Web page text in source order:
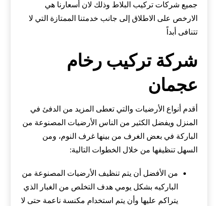
جميع شركات تركيب البلاط وذلك لان أسعارنا هي
الارخص على الاطلاق إلى جانب خدمتنا الممتازة التي لا
تتنافى أبداً
شركة تركيب رخام
عجمان
أقدم أنواع الأرضيات والتي تعطى المزيد من الدفئ في
المنزل ويفضل الكثير من الناس الأرضيات المصنوعة من
الباركة في بعض الغرف من بينها غرف النوم، ومن
السهل تنظيفها من خلال الخطوات التالية:
من الأفضل أن يتم تنظيف الأرضيات المصنوعة من
الباركيه بشكل يومي هدف التخلص من الغبار الذي
يتراكم عليها وأن يتم استخدام مكنسة ناعمة حتى لا